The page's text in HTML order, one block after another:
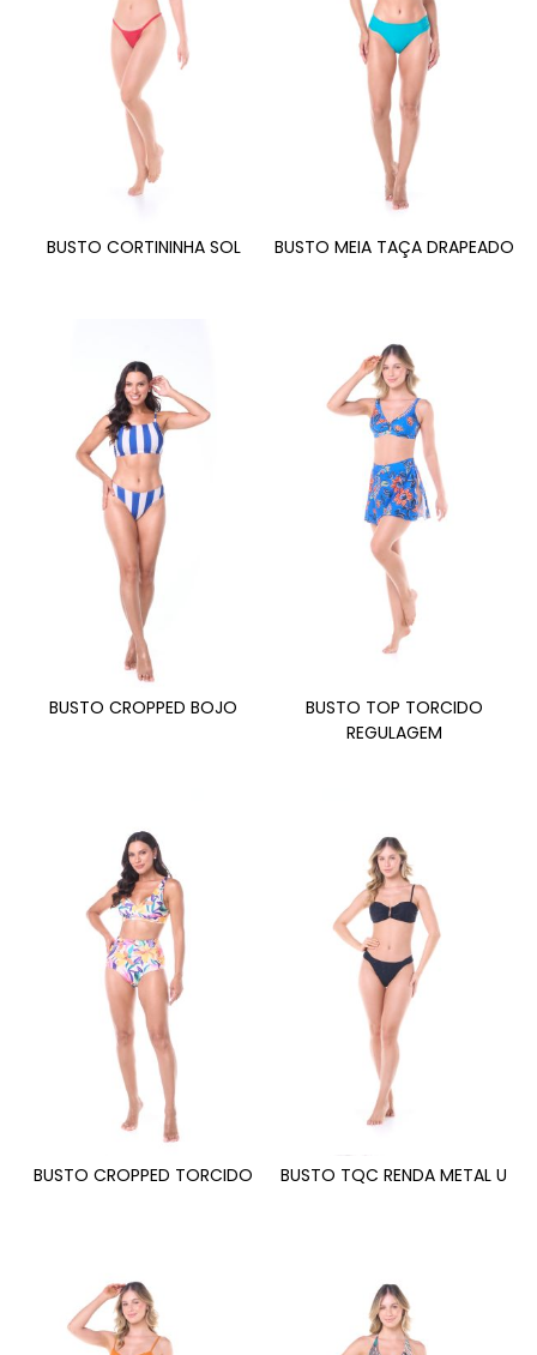
BUSTO CORTININHA SOL BUSTO MEIA TAÇA DRAPEADO
BUSTO CROPPED BOJO
BUSTO TOP TORCIDO
REGULAGEM
BUSTO CROPPED TORCIDO BUSTO TQC RENDA METAL U